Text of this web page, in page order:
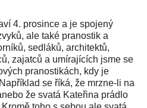
4. prosince a je spojený
ale také pranostik a
sedláků, architektů,
zajatců a umírajících jsme se
pranostikách, kdy je
se říká, že mrzne-li na
že svatá Kateřina prádlo